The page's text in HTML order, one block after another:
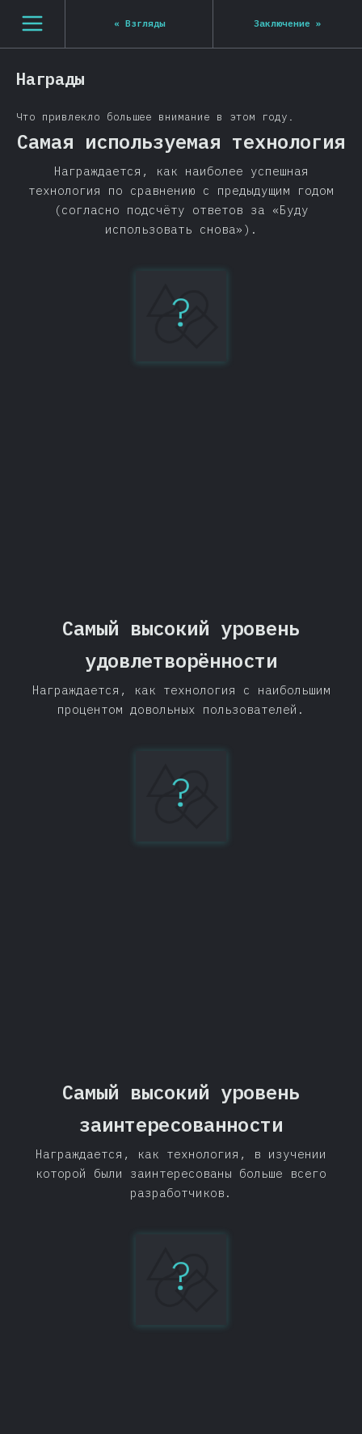
[ru-RU] general.open_nav
« Взгляды Заключение »
Награды
Что привлекло большее внимание в этом году.
Самая используемая технология
Награждается, как наиболее успешная
технология по сравнению с предыдущим годом
(согласно подсчёту ответов за «Буду
использовать снова»).
?
TypeScript
Самый высокий уровень
удовлетворённости
Награждается, как технология с наибольшим
процентом довольных пользователей.
?
Testing
Library
Самый высокий уровень
заинтересованности
Награждается, как технология, в изучении
которой были заинтересованы больше всего
разработчиков.
?
GraphQL